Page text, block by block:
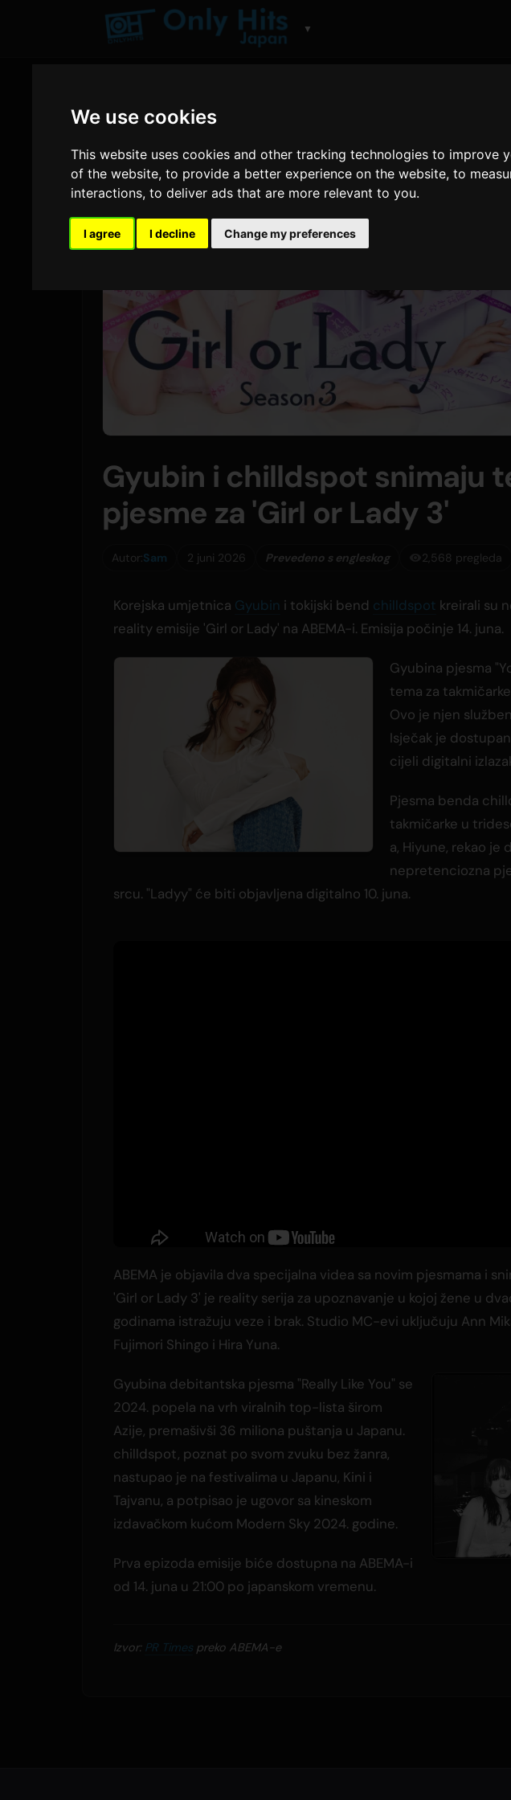
We use cookies
This website uses cookies and other tracking technologies to
of the website,to provide a better experience on the website,to
interactions,to deliver ads that are more relevant to you.
I agree I decline Change my preferences
▼
Gyubin i chilldspot snimaju
pjesme za 'Girl or Lady 3'
Autor:Sam 2 juni 2026 Prevedeno s engleskog 2,568 pregleda
Korejska umjetnica Gyubin i tokijski bend chilldspot kreirali su
reality emisije 'Girl or Lady' na ABEMA-i. Emisija počinje 14. juna.
Gyubina pjesma
tema za
Ovo je njen
Isječak je
cijeli digitalni
Pjesma benda
takmičarke u
a, Hiyune, rekao je
nepretenciozna
srcu. "Ladyy" će biti objavljena digitalno 10. juna.
ABEMA je objavila dva specijalna videa sa novim pjesmama i
'Girl or Lady 3' je reality serija za upoznavanje u kojoj žene u
godinama istražuju veze i brak. Studio MC-evi uključuju Ann
Fujimori Shingo i Hira Yuna.
Gyubina debitantska pjesma "Really Like You" se
2024. popela na vrh viralnih top-lista širom
Azije, premašivši 36 miliona puštanja u Japanu.
chilldspot, poznat po svom zvuku bez žanra,
nastupao je na festivalima u Japanu, Kini i
Tajvanu, a potpisao je ugovor sa kineskom
izdavačkom kućom Modern Sky 2024. godine.
Prva epizoda emisije biće dostupna na ABEMA-i
od 14. juna u 21:00 po japanskom vremenu.
Izvor: PR Times preko ABEMA-e